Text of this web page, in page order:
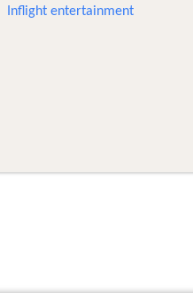
Inflight entertainment